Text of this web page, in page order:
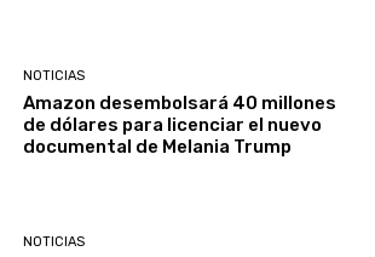
NOTICIAS
Amazon desembolsará 40 millones
de dólares para licenciar el nuevo
documental de Melania Trump
NOTICIAS